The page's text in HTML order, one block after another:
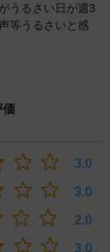
うるさい日が週3
等うるさいと感
価
3.0
3.0
2.0
3.0